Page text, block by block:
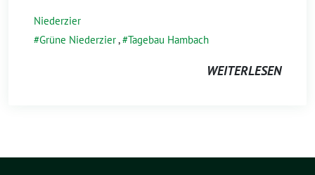
Niederzier
Grüne Niederzier, Tagebau Hambach
WEITERLESEN